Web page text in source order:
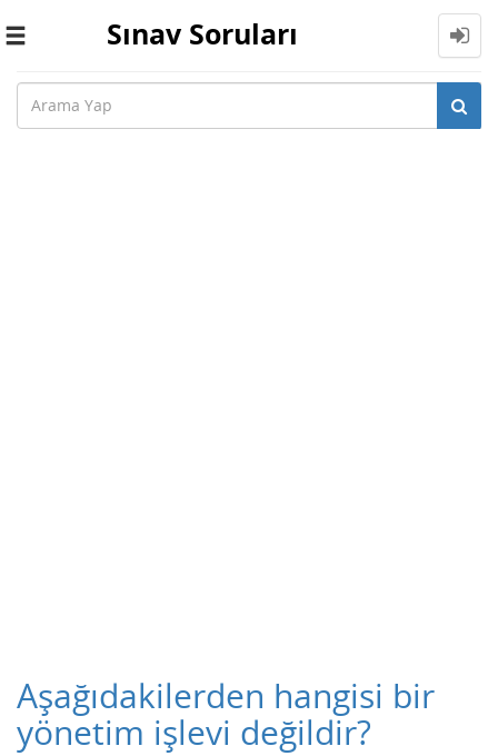
Toggle
Sınav Soruları
Aşağıdakilerden hangisi bir
yönetim işlevi değildir?